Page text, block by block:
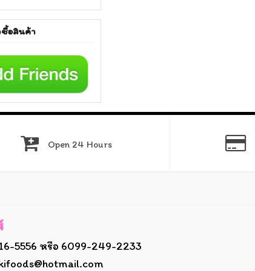
ซื้อสินค้า
Open 24 Hours
5556 หรือ 6099-249-2233